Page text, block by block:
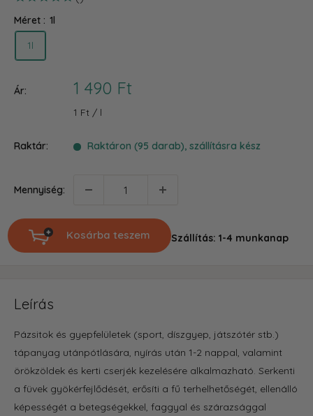
Méret : 1l
1l
Ár:
Akciós
ár
1 490 Ft
1 Ft / l
Raktár: Raktáron (95 darab), szállításra kész
Mennyiség:
Kosárba teszem Szállítás: 1-4 munkanap
Leírás
Pázsitok és gyepfelületek (sport, díszgyep, játszótér stb.)
tápanyag utánpótlására, nyírás után 1-2 nappal, valamint
örökzöldek és kerti cserjék kezelésére alkalmazható. Serkenti
a füvek gyökérfejlődését, erősíti a fű terhelhetőségét, ellenálló
képességét a betegségekkel, faggyal és szárazsággal